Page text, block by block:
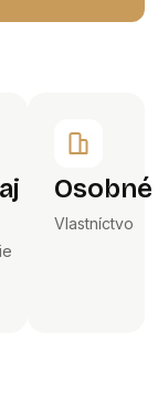
Osobné
Vlastníctvo